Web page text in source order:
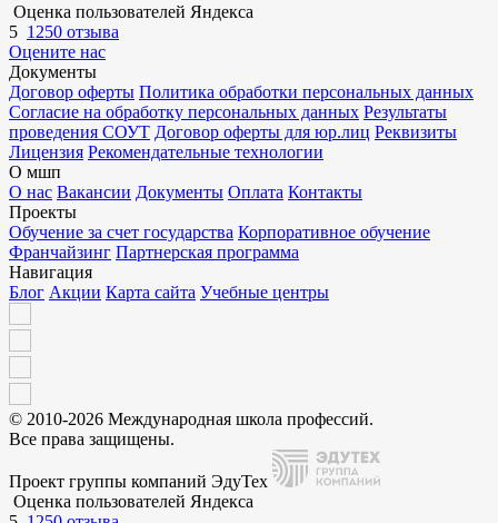
Оценка пользователей Яндекса
5 1250 отзыва
Оцените нас
Документы
Договор оферты Политика обработки персональных данных
Согласие на обработку персональных данных Результаты
проведения СОУТ Договор оферты для юр.лиц Реквизиты
Лицензия Рекомендательные технологии
О мшп
О нас Вакансии Документы Оплата Контакты
Проекты
Обучение за счет государства Корпоративное обучение
Франчайзинг Партнерская программа
Навигация
Блог Акции Карта сайта Учебные центры
© 2010-2026 Международная школа профессий.
Все права защищены.
Проект группы компаний ЭдуТех
Оценка пользователей Яндекса